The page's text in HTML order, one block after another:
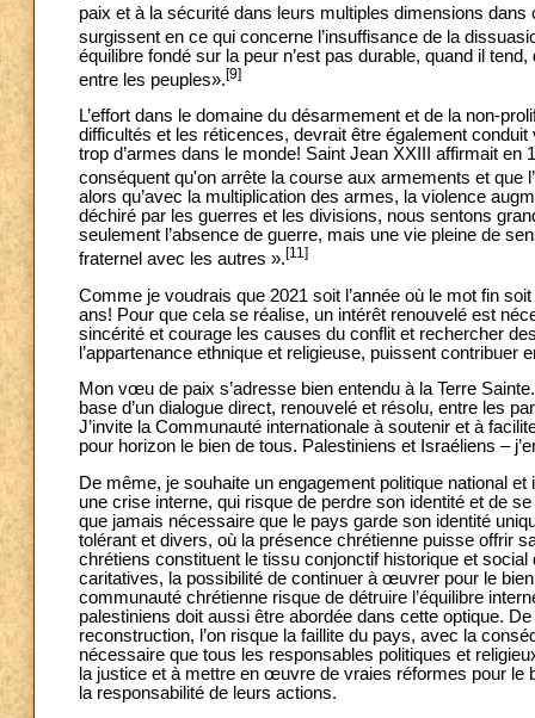
paix et à la sécurité dans leurs multiples dimensions dans
surgissent en ce qui concerne l’insuffisance de la
équilibre fondé sur la peur n’est pas durable, quand il
entre les peuples».[9]
L’effort dans le domaine du désarmement et de la non-
difficultés et les réticences, devrait être également
trop d’armes dans le monde! Saint Jean XXIII affirmait
conséquent qu'on arrête la course aux armements et que
alors qu’avec la multiplication des armes, la violence
déchiré par les guerres et les divisions, nous sentons
seulement l’absence de guerre, mais une vie pleine de
fraternel avec les autres ».[11]
Comme je voudrais que 2021 soit l’année où le mot fin
ans! Pour que cela se réalise, un intérêt renouvelé est
sincérité et courage les causes du conflit et rechercher
l’appartenance ethnique et religieuse, puissent contribuer
Mon vœu de paix s’adresse bien entendu à la Terre
base d’un dialogue direct, renouvelé et résolu, entre les
J’invite la Communauté internationale à soutenir et à
pour horizon le bien de tous. Palestiniens et Israéliens –
De même, je souhaite un engagement politique national
une crise interne, qui risque de perdre son identité et de
que jamais nécessaire que le pays garde son identité
tolérant et divers, où la présence chrétienne puisse offrir
chrétiens constituent le tissu conjonctif historique et
caritatives, la possibilité de continuer à œuvrer pour le
communauté chrétienne risque de détruire l’équilibre
palestiniens doit aussi être abordée dans cette optique.
reconstruction, l’on risque la faillite du pays, avec la
nécessaire que tous les responsables politiques et
la justice et à mettre en œuvre de vraies réformes pour
la responsabilité de leurs actions.